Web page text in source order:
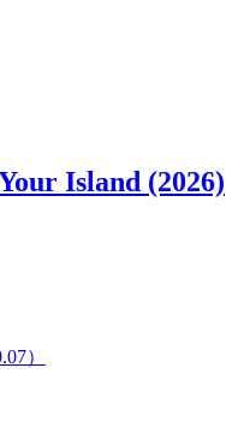
Island (2026)